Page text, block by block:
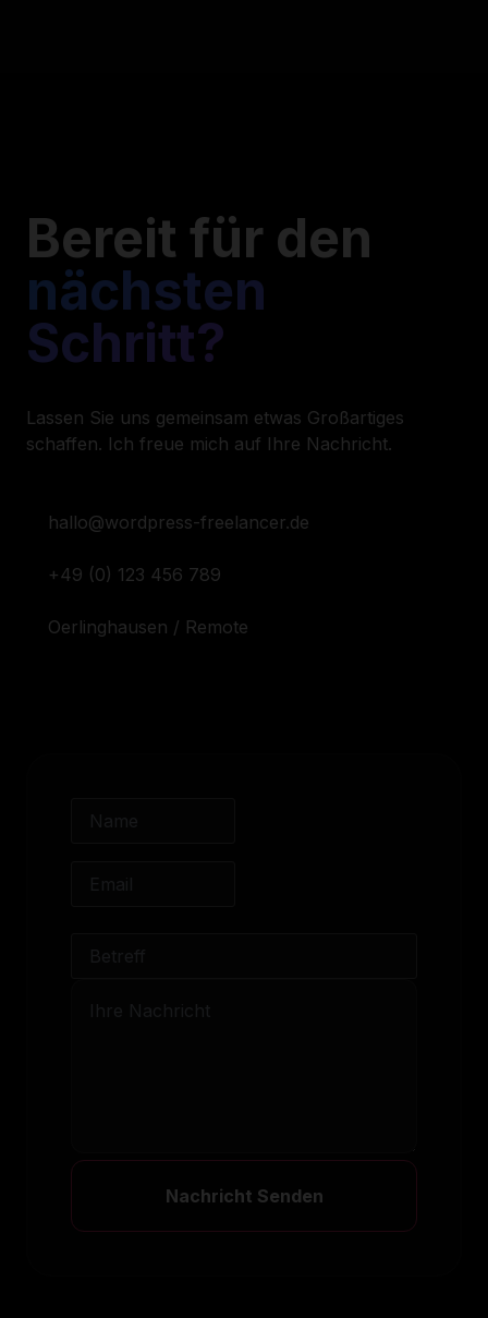
Bereit für den
nächsten
Schritt?
Lassen Sie uns gemeinsam etwas Großartiges
schaffen. Ich freue mich auf Ihre Nachricht.
hallo@wordpress-freelancer.de
+49 (0) 123 456 789
Oerlinghausen / Remote
Nachricht Senden